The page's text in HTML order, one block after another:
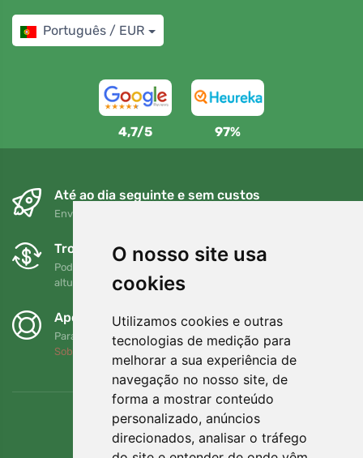
O nosso site usa
cookies
Utilizamos cookies e outras
tecnologias de medição para
melhorar a sua experiência de
navegação no nosso site, de
forma a mostrar conteúdo
personalizado, anúncios
direcionados, analisar o tráfego
Português / EUR
4,7/5 97%
Até ao dia seguinte e sem custos
Envio gratuito para encomendas superiores a 80 EUR
Trocas e devoluções gratuitas
Pode devolver ou trocar a sua encomenda em qualquer
altura no prazo de 90 dias
Apoiamos a Trees.org
Para cada encomenda plantamos uma árvore! Leia mais
Sobre nós